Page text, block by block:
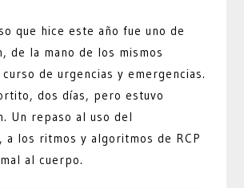
que hice este año fue uno de
de la mano de los mismos
de urgencias y emergencias.
dos días, pero estuvo
Un repaso al uso del
los ritmos y algoritmos de RCP
al cuerpo.